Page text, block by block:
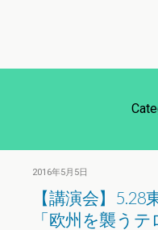
2016年5月5日
【講演会】
「欧州を襲う